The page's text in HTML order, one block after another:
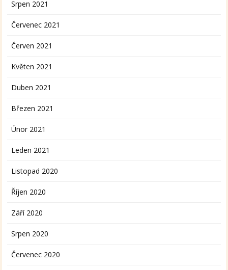
Srpen 2021
Červenec 2021
Červen 2021
Květen 2021
Duben 2021
Březen 2021
Únor 2021
Leden 2021
Listopad 2020
Říjen 2020
Září 2020
Srpen 2020
Červenec 2020